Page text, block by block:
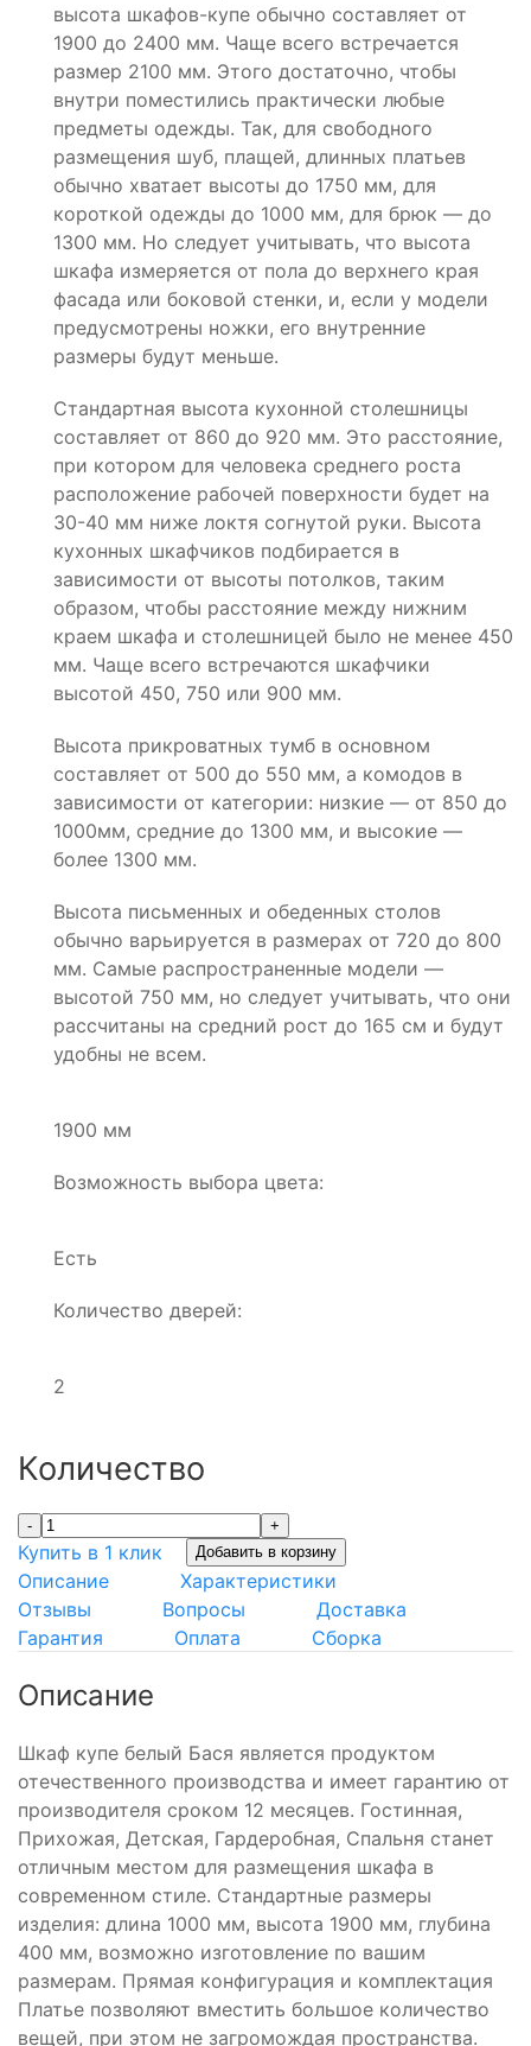
высота шкафов-купе обычно составляет от
1900 до 2400 мм. Чаще всего встречается
размер 2100 мм. Этого достаточно, чтобы
внутри поместились практически любые
предметы одежды. Так, для свободного
размещения шуб, плащей, длинных платьев
обычно хватает высоты до 1750 мм, для
короткой одежды до 1000 мм, для брюк — до
1300 мм. Но следует учитывать, что высота
шкафа измеряется от пола до верхнего края
фасада или боковой стенки, и, если у модели
предусмотрены ножки, его внутренние
размеры будут меньше.
Стандартная высота кухонной столешницы
составляет от 860 до 920 мм. Это расстояние,
при котором для человека среднего роста
расположение рабочей поверхности будет на
30-40 мм ниже локтя согнутой руки. Высота
кухонных шкафчиков подбирается в
зависимости от высоты потолков, таким
образом, чтобы расстояние между нижним
краем шкафа и столешницей было не менее 450
мм. Чаще всего встречаются шкафчики
высотой 450, 750 или 900 мм.
Высота прикроватных тумб в основном
составляет от 500 до 550 мм, а комодов в
зависимости от категории: низкие — от 850 до
1000мм, средние до 1300 мм, и высокие —
более 1300 мм.
Высота письменных и обеденных столов
обычно варьируется в размерах от 720 до 800
мм. Самые распространенные модели —
высотой 750 мм, но следует учитывать, что они
рассчитаны на средний рост до 165 см и будут
удобны не всем.
1900 мм
Возможность выбора цвета:
Есть
Количество дверей:
2
Количество
- +
Купить в 1 клик Добавить в корзину
Описание
Характеристики
Отзывы
Вопросы
Доставка
Гарантия
Оплата Сборка
Описание
Шкаф купе белый Бася является продуктом
отечественного производства и имеет гарантию от
производителя сроком 12 месяцев. Гостинная,
Прихожая, Детская, Гардеробная, Спальня станет
отличным местом для размещения шкафа в
современном стиле. Стандартные размеры
изделия: длина 1000 мм, высота 1900 мм, глубина
400 мм, возможно изготовление по вашим
размерам. Прямая конфигурация и комплектация
Платье позволяют вместить большое количество
вещей, при этом не загромождая пространства.